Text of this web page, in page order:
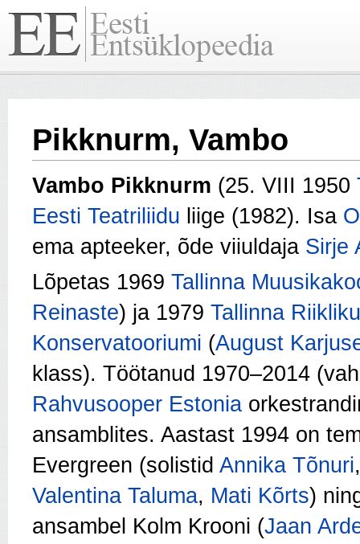
Pikknurm, Vambo
Vambo Pikknurm (25. VIII 1950
Eesti Teatriliidu liige (1982). Isa
ema apteeker, õde viiuldaja Sirje
Lõpetas 1969 Tallinna
Reinaste) ja 1979 Tallinna Riikliku
Konservatooriumi (August
klass). Töötanud 1970–2014
Rahvusooper Estonia
ansamblites. Aastast 1994 on
Evergreen (solistid Annika Tõnuri
Valentina Taluma, Mati Kõrts)
ansambel Kolm Krooni (Jaan